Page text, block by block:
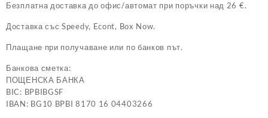
Безплатна доставка до офис/автомат при поръчки над 26 €.
Доставка със Speedy, Econt, Box Now.
Плащане при получаване или по банков път.
Банкова сметка:
ПОЩЕНСКА БАНКА
BIC: BPBIBGSF
IBAN: BG10 BPBI 8170 16 04403266